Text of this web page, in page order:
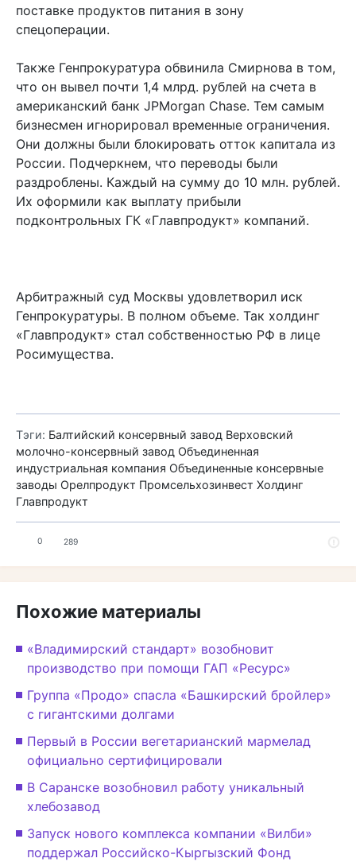
поставке продуктов питания в зону
спецоперации.
Также Генпрокуратура обвинила Смирнова в том,
что он вывел почти 1,4 млрд. рублей на счета в
американский банк JPMorgan Chase. Тем самым
бизнесмен игнорировал временные ограничения.
Они должны были блокировать отток капитала из
России. Подчеркнем, что переводы были
раздроблены. Каждый на сумму до 10 млн. рублей.
Их оформили как выплату прибыли
подконтрольных ГК «Главпродукт» компаний.
Арбитражный суд Москвы удовлетворил иск
Генпрокуратуры. В полном объеме. Так холдинг
«Главпродукт» стал собственностью РФ в лице
Росимущества.
Тэги: Балтийский консервный завод Верховский
молочно-консервный завод Объединенная
индустриальная компания Объединенные консервные
заводы Орелпродукт Промсельхозинвест Холдинг
Главпродукт
0 289
Похожие материалы
«Владимирский стандарт» возобновит
производство при помощи ГАП «Ресурс»
Группа «Продо» спасла «Башкирский бройлер»
с гигантскими долгами
Первый в России вегетарианский мармелад
официально сертифицировали
В Саранске возобновил работу уникальный
хлебозавод
Запуск нового комплекса компании «Вилби»
поддержал Российско-Кыргызский Фонд